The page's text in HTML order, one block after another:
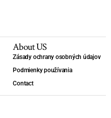
About US
Zásady ochrany osobných údajov
Podmienky používania
Contact